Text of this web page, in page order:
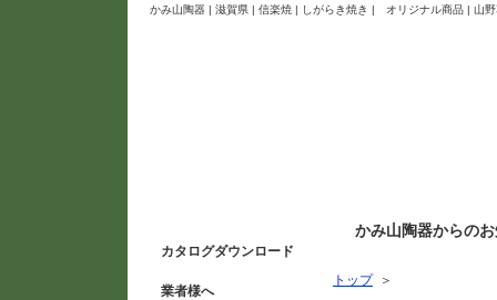
かみ山陶器 | 滋賀県 | 信楽焼 | しがらき焼き | オリジナル商品 | 山
カタログダウンロード
業者様へ
かみ山陶器からの
トップ ＞